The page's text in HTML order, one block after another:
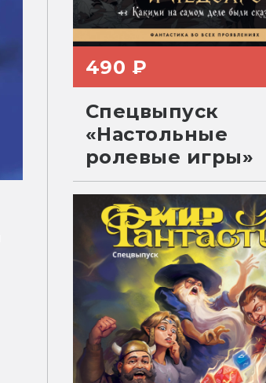
490 ₽
Спецвыпуск
«Настольные
ролевые игры»